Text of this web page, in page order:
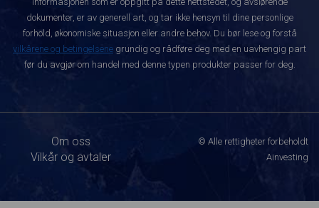
dokumenter, er av generell art, og tar ikke hensyn til dine personlige
forhold, økonomiske situasjon eller andre behov. Du bør lese og forstå
vilkårene og betingelsene grundig og rådføre deg med en uavhengig part
før du avgjør om handel med denne typen produkter passer for deg.
Om oss
Vilkår og avtaler
© Alle rettigheter forbeholdt
Ainvesting